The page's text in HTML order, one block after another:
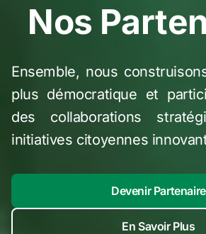
Nos
Ensemble, nous
plus démocratique et
des collaborations
initiatives citoyennes
Devenir Partenaire
En Savoir Plus